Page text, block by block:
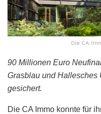
Die CA
90 Millionen Euro
Grasblau und Hallesches
gesichert.
Die CA Immo konnte für